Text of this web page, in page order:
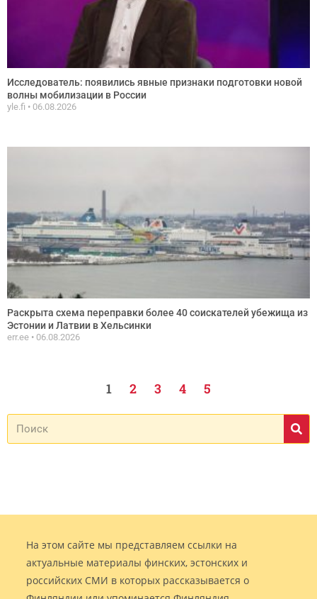
Исследователь: появились явные признаки подготовки новой
волны мобилизации в России
yle.fi 06.08.2026
Раскрыта схема переправки более 40 соискателей убежища из
Эстонии и Латвии в Хельсинки
err.ee 06.08.2026
1 2 3 4 5
На этом сайте мы представляем ссылки на
актуальные материалы финских, эстонских и
российских СМИ в которых рассказывается о